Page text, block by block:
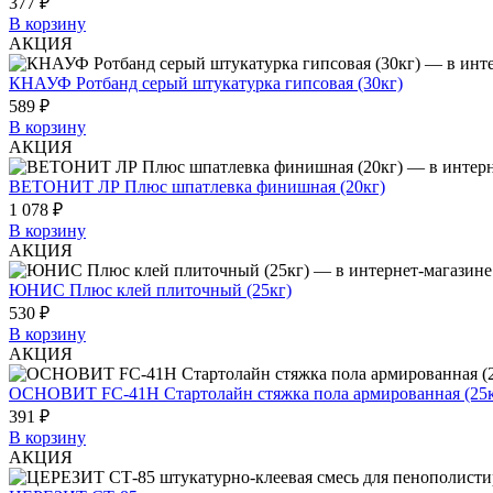
В корзину
АКЦИЯ
КНАУФ Ротбанд серый штукатурка гипсовая (30кг)
589 ₽
В корзину
АКЦИЯ
ВЕТОНИТ ЛР Плюс шпатлевка финишная (20кг)
1 078 ₽
В корзину
АКЦИЯ
ЮНИС Плюс клей плиточный (25кг)
530 ₽
В корзину
АКЦИЯ
ОСНОВИТ FC-41H Стартолайн стяжка пола армированная
391 ₽
В корзину
АКЦИЯ